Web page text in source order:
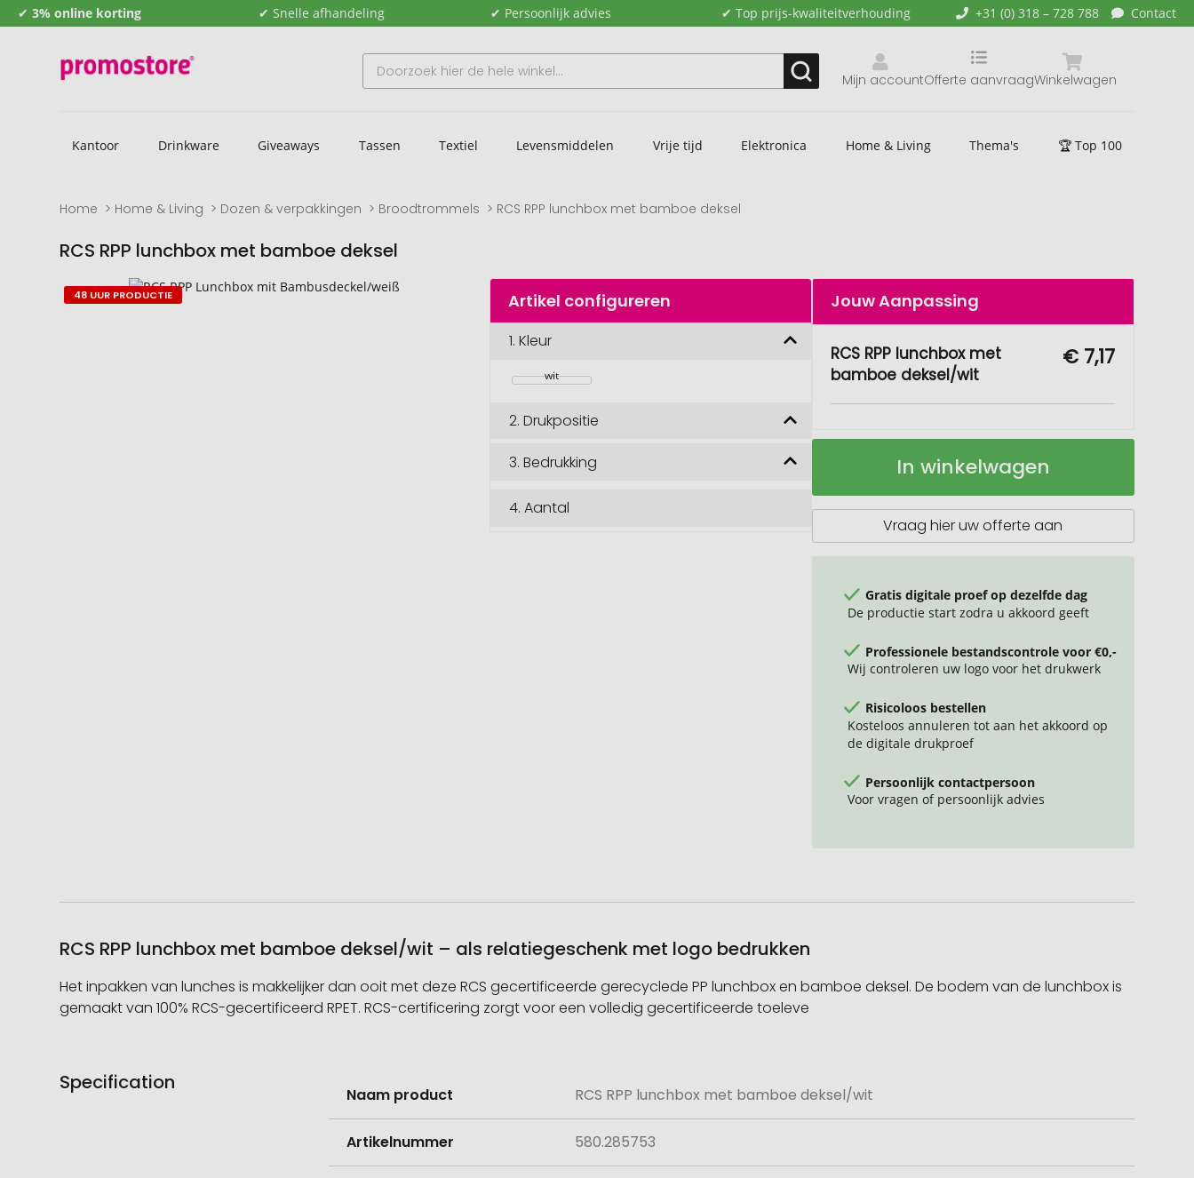
✔ 3% online korting ✔ Snelle afhandeling ✔ Persoonlijk advies ✔ Top prijs-kwaliteitverhouding +31 (0) 318 – 728 788 Contact
Mijn account Winkelwagen
Offerte aanvraag
Kantoor Drinkware Giveaways Tassen Textiel Levensmiddelen Vrije tijd Elektronica Home & Living Thema's 🏆 Top 100
Home Home & Living Dozen & verpakkingen Broodtrommels RCS RPP lunchbox met bamboe deksel
RCS RPP lunchbox met bamboe deksel
Naar
het
Naar
het
48 UUR PRODUCTIE Artikel configureren
1.Kleur
wit
2.Drukpositie
3.Bedrukking
4.Aantal
Jouw Aanpassing
RCS RPP lunchbox met
bamboe deksel/wit
€ 7,17
RCS
met
Op
In winkelwagen
Vraag hier uw offerte aan
Gratis digitale proef op dezelfde dag
De productie start zodra u akkoord geeft
Professionele bestandscontrole voor €0,-
Wij controleren uw logo voor het drukwerk
Risicoloos bestellen
Kosteloos annuleren tot aan het akkoord op
de digitale drukproef
Persoonlijk contactpersoon
Voor vragen of persoonlijk advies
RCS RPP lunchbox met bamboe deksel/wit – als relatiegeschenk met logo bedrukken
Het inpakken van lunches is makkelijker dan ooit met deze RCS gecertificeerde gerecyclede PP lunchbox en bamboe deksel. De bodem van de lunchbox is
gemaakt van 100% RCS-gecertificeerd RPET. RCS-certificering zorgt voor een volledig gecertificeerde toeleve
Specification
informatie
Naam product RCS RPP lunchbox met bamboe deksel/wit
Artikelnummer 580.285753